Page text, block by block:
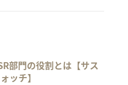
部門の役割とは【サス
ッチ】